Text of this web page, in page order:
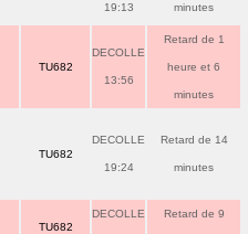
19:13 minutes
TU682
DECOLLE
13:56
Retard de 1
heure et 6
minutes
TU682
DECOLLE
19:24
Retard de 14
minutes
TU682
DECOLLE Retard de 9